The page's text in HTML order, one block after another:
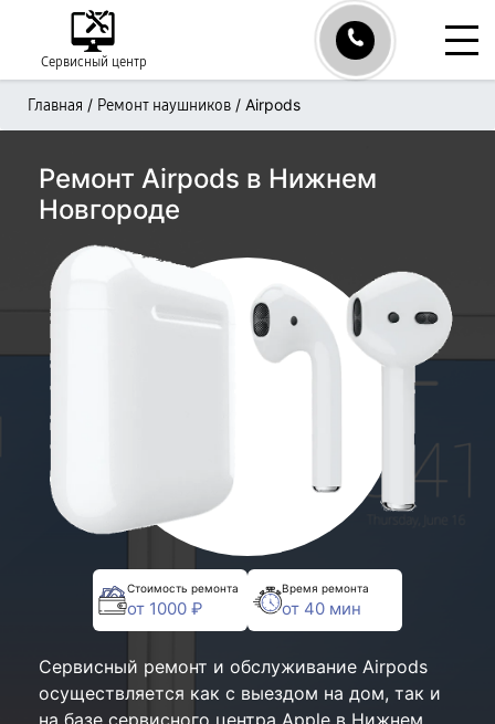
Сервисный центр
Главная / Ремонт наушников / Airpods
Ремонт Airpods в Нижнем
Новгороде
Стоимость ремонта
от 1000 ₽
Время ремонта
от 40 мин
Сервисный ремонт и обслуживание Airpods
осуществляется как с выездом на дом, так и